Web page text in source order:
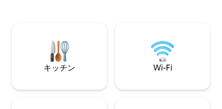
ーロでシャンパンとイチゴのボトルが付
いています！ 🌹🥂🍓
キッチン Wi-Fi